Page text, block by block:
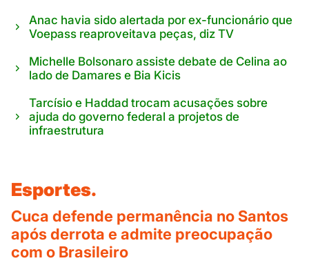
Anac havia sido alertada por ex-funcionário que
Voepass reaproveitava peças, diz TV
Michelle Bolsonaro assiste debate de Celina ao
lado de Damares e Bia Kicis
Tarcísio e Haddad trocam acusações sobre
ajuda do governo federal a projetos de
infraestrutura
Esportes.
Cuca defende permanência no Santos
após derrota e admite preocupação
com o Brasileiro